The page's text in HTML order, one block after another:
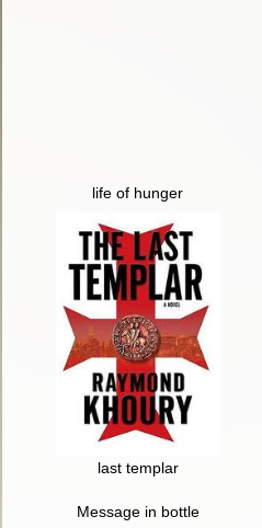
life of hunger
last templar
Message in bottle